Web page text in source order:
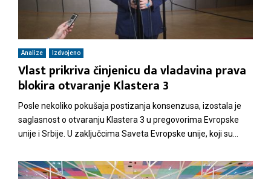
E
N
U
Analize Izdvojeno
Vlast prikriva činjenicu da vladavina prava
blokira otvaranje Klastera 3
Posle nekoliko pokušaja postizanja konsenzusa, izostala je
saglasnost o otvaranju Klastera 3 u pregovorima Evropske
unije i Srbije. U zaključcima Saveta Evropske unije, koji su...